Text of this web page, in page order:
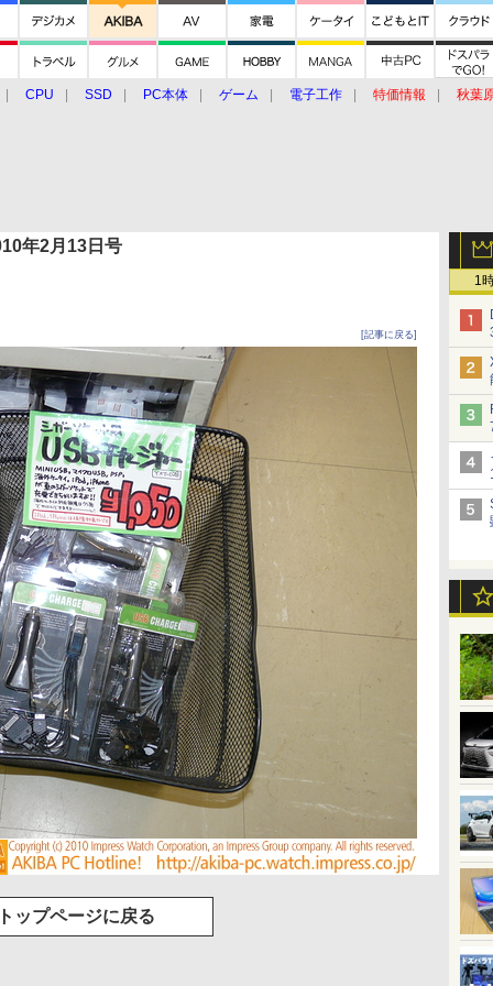
CPU SSD PC本体 ゲーム 電子工作 特価情報
秋葉
1
年2月13日号
[記事に戻る]
ップページに戻る